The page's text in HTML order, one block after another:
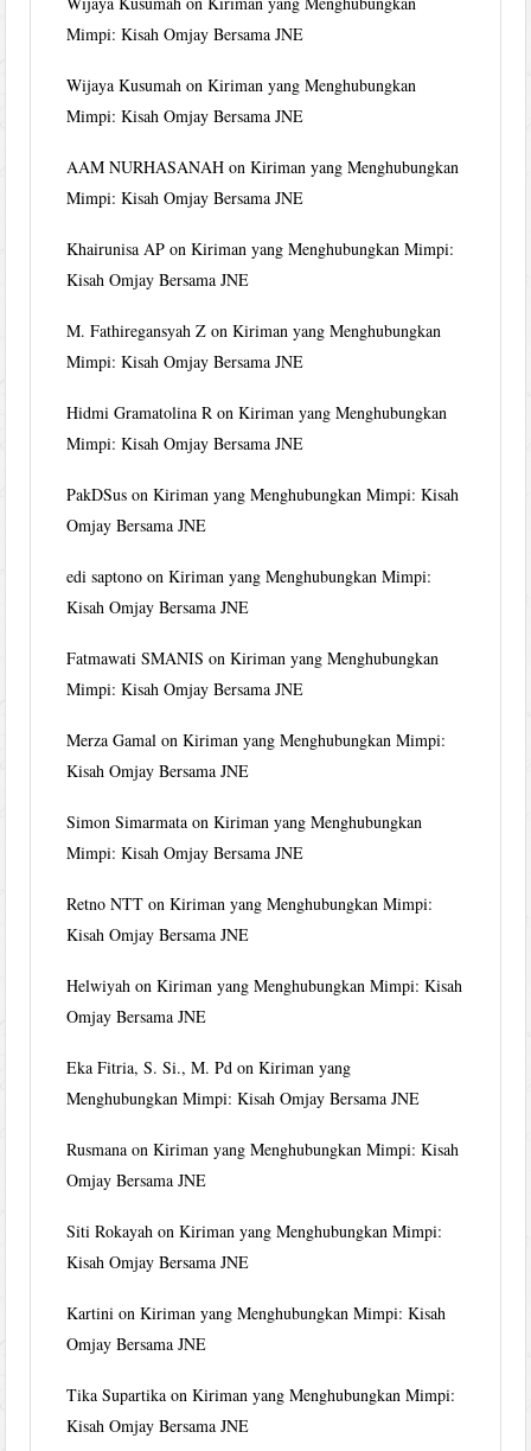
Mimpi: Kisah Omjay Bersama JNE
Wijaya Kusumah onKiriman yang Menghubungkan
Mimpi: Kisah Omjay Bersama JNE
AAM NURHASANAH onKiriman yang Menghubungkan
Mimpi: Kisah Omjay Bersama JNE
Khairunisa AP onKiriman yang Menghubungkan Mimpi:
Kisah Omjay Bersama JNE
M. Fathiregansyah Z onKiriman yang Menghubungkan
Mimpi: Kisah Omjay Bersama JNE
Hidmi Gramatolina R onKiriman yang Menghubungkan
Mimpi: Kisah Omjay Bersama JNE
PakDSus onKiriman yang Menghubungkan Mimpi: Kisah
Omjay Bersama JNE
edi saptono onKiriman yang Menghubungkan Mimpi:
Kisah Omjay Bersama JNE
Fatmawati SMANIS onKiriman yang Menghubungkan
Mimpi: Kisah Omjay Bersama JNE
Merza Gamal onKiriman yang Menghubungkan Mimpi:
Kisah Omjay Bersama JNE
Simon Simarmata onKiriman yang Menghubungkan
Mimpi: Kisah Omjay Bersama JNE
Retno NTT onKiriman yang Menghubungkan Mimpi:
Kisah Omjay Bersama JNE
Helwiyah onKiriman yang Menghubungkan Mimpi: Kisah
Omjay Bersama JNE
Eka Fitria, S. Si., M. Pd onKiriman yang
Menghubungkan Mimpi: Kisah Omjay Bersama JNE
Rusmana onKiriman yang Menghubungkan Mimpi: Kisah
Omjay Bersama JNE
Siti Rokayah onKiriman yang Menghubungkan Mimpi:
Kisah Omjay Bersama JNE
Kartini onKiriman yang Menghubungkan Mimpi: Kisah
Omjay Bersama JNE
Tika Supartika onKiriman yang Menghubungkan Mimpi:
Kisah Omjay Bersama JNE